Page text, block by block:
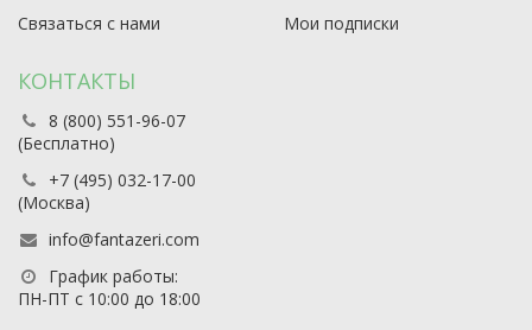
Связаться с нами
Мои подписки
КОНТАКТЫ
8 (800) 551-96-07
(Бесплатно)
+7 (495) 032-17-00
(Москва)
info@fantazeri.com
График работы:
ПН-ПТ с 10:00 до 18:00